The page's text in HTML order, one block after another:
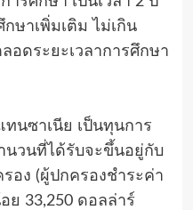
ษาเพิ่มเติม ไม่เกิน
อดระยะเวลาการศึกษา
ทนซาเนีย เป็นทุนการ
นวนที่ได้รับจะขึ้นอยู่กับ
อง (ผู้ปกครองชำระค่า
ย 33,250 ดอลล่าร์